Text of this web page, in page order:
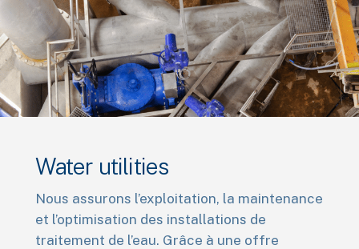
Water utilities
Nous assurons l’exploitation, la maintenance
et l’optimisation des installations de
traitement de l’eau. Grâce à une offre